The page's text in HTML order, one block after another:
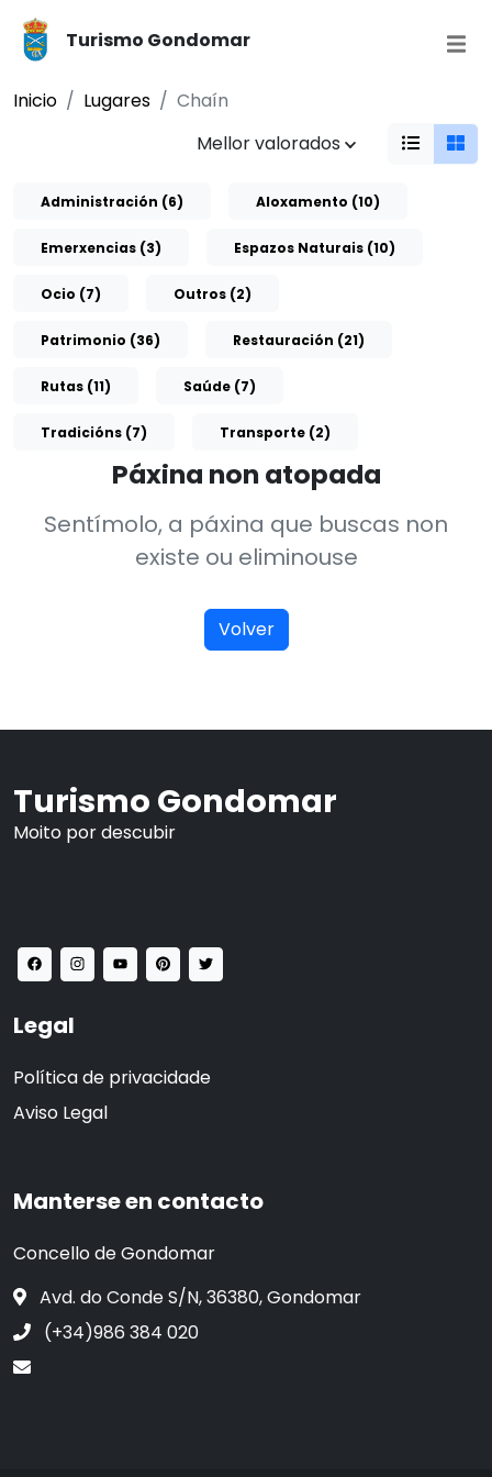
Turismo Gondomar
Inicio Lugares
Chaín
Mellor valorados
Administración (6) Aloxamento (10)
Emerxencias (3) Espazos Naturais (10)
Ocio (7) Outros (2)
Patrimonio (36) Restauración (21)
Rutas (11) Saúde (7)
Tradicións (7) Transporte (2)
Páxina non atopada
Sentímolo, a páxina que buscas non
existe ou eliminouse
Volver
Turismo Gondomar
Moito por descubir
Legal
Política de privacidade
Aviso Legal
Manterse en contacto
Concello de Gondomar
Avd. do Conde S/N, 36380, Gondomar
(+34)986 384 020